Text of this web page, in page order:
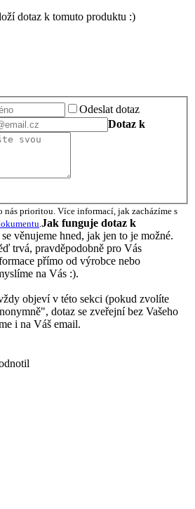
dotaz k tomuto produktu :)
Odeslat dotaz
Dotaz k
nás prioritou. Více informací, jak zacházíme s
Jak funguje dotaz k
věnujeme hned, jak jen to je možné.
trvá, pravděpodobně pro Vás
přímo od výrobce nebo
na Vás :).
objeví v této sekci (pokud zvolíte
dotaz se zveřejní bez Vašeho
i na Váš email.